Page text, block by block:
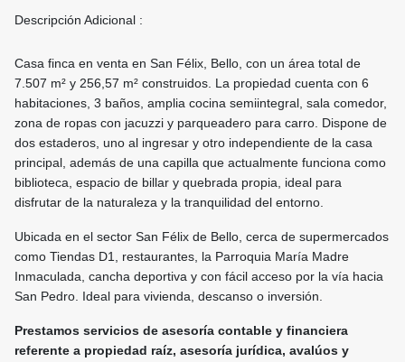
Descripción Adicional :
Casa finca en venta en San Félix, Bello, con un área total de
7.507 m² y 256,57 m² construidos. La propiedad cuenta con 6
habitaciones, 3 baños, amplia cocina semiintegral, sala comedor,
zona de ropas con jacuzzi y parqueadero para carro. Dispone de
dos estaderos, uno al ingresar y otro independiente de la casa
principal, además de una capilla que actualmente funciona como
biblioteca, espacio de billar y quebrada propia, ideal para
disfrutar de la naturaleza y la tranquilidad del entorno.
Ubicada en el sector San Félix de Bello, cerca de supermercados
como Tiendas D1, restaurantes, la Parroquia María Madre
Inmaculada, cancha deportiva y con fácil acceso por la vía hacia
San Pedro. Ideal para vivienda, descanso o inversión.
Prestamos servicios de asesoría contable y financiera
referente a propiedad raíz, asesoría jurídica, avalúos y